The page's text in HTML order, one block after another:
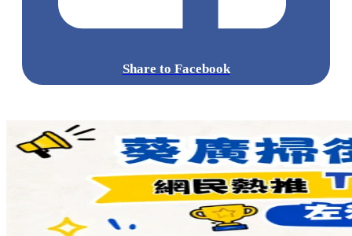
Share to Facebook